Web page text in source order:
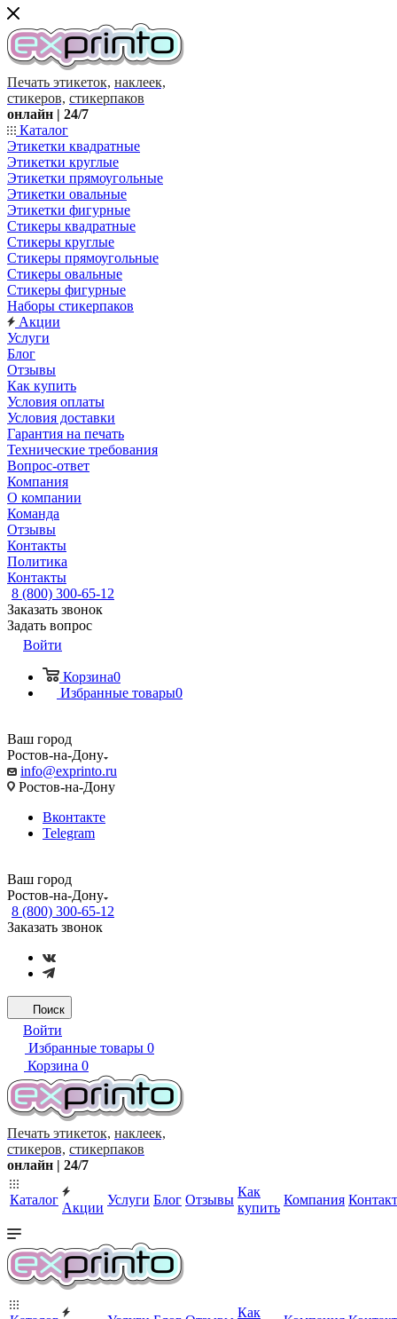
Печать этикеток, наклеек,
стикеров, стикерпаков
онлайн | 24/7
Каталог
Этикетки квадратные
Этикетки круглые
Этикетки прямоугольные
Этикетки овальные
Этикетки фигурные
Стикеры квадратные
Стикеры круглые
Стикеры прямоугольные
Стикеры овальные
Стикеры фигурные
Наборы стикерпаков
Акции
Услуги
Блог
Отзывы
Как купить
Условия оплаты
Условия доставки
Гарантия на печать
Технические требования
Вопрос-ответ
Компания
О компании
Команда
Отзывы
Контакты
Политика
Контакты
8 (800) 300-65-12
Заказать звонок
Задать вопрос
Войти
Корзина0
Избранные товары0
Ваш город
Ростов-на-Дону
info@exprinto.ru
Ростов-на-Дону
Вконтакте
Telegram
Ваш город
Ростов-на-Дону
8 (800) 300-65-12
Заказать звонок
Поиск
Войти
Избранные товары 0
Корзина 0
Печать этикеток, наклеек,
стикеров, стикерпаков
онлайн | 24/7
Каталог
Акции
Услуги Блог Отзывы
Как
купить
Компания
Как